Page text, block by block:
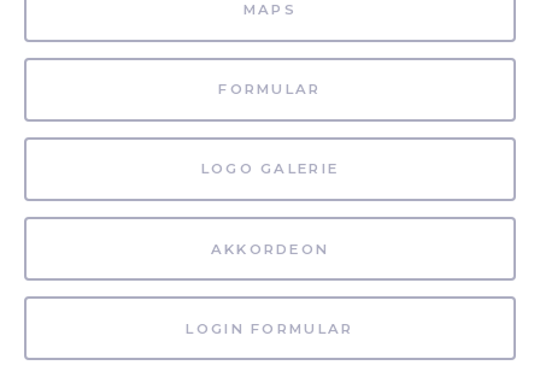
MAPS
FORMULAR
LOGO GALERIE
AKKORDEON
LOGIN FORMULAR